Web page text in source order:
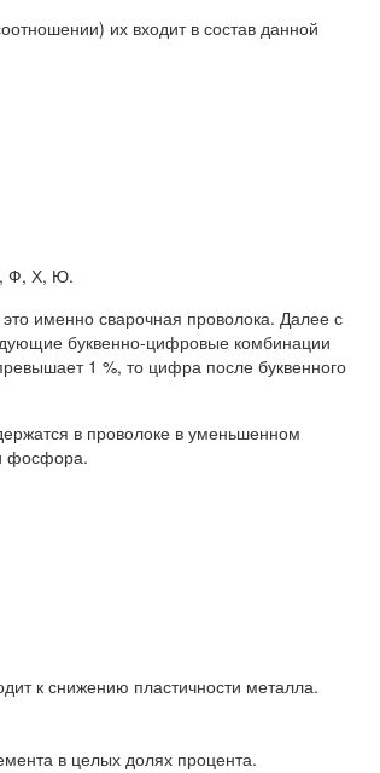
их входит в состав данной
Ф, Х, Ю.
именно сварочная проволока. Далее с
буквенно-цифровые комбинации
1 %, то цифра после буквенного
в проволоке в уменьшенном
фосфора.
к снижению пластичности металла.
в целых долях процента.